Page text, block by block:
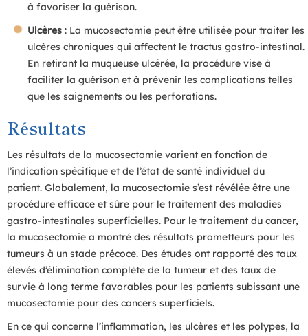
à favoriser la guérison.
Ulcères : La mucosectomie peut être utilisée pour traiter les
ulcères chroniques qui affectent le tractus gastro-intestinal.
En retirant la muqueuse ulcérée, la procédure vise à
faciliter la guérison et à prévenir les complications telles
que les saignements ou les perforations.
Résultats
Les résultats de la mucosectomie varient en fonction de
l’indication spécifique et de l’état de santé individuel du
patient. Globalement, la mucosectomie s’est révélée être une
procédure efficace et sûre pour le traitement des maladies
gastro-intestinales superficielles. Pour le traitement du cancer,
la mucosectomie a montré des résultats prometteurs pour les
tumeurs à un stade précoce. Des études ont rapporté des taux
élevés d’élimination complète de la tumeur et des taux de
survie à long terme favorables pour les patients subissant une
mucosectomie pour des cancers superficiels.
En ce qui concerne l’inflammation, les ulcères et les polypes, la